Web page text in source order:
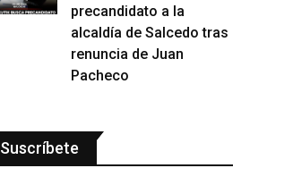
precandidato a la
alcaldía de Salcedo tras
renuncia de Juan
Pacheco
Suscríbete